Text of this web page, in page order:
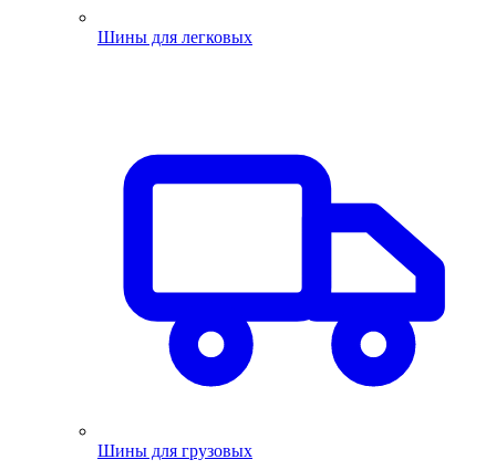
Шины для легковых
Шины для грузовых